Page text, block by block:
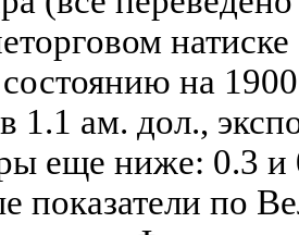
на
1.1 ам. дол.,
еще ниже: 0.3 и
показатели по